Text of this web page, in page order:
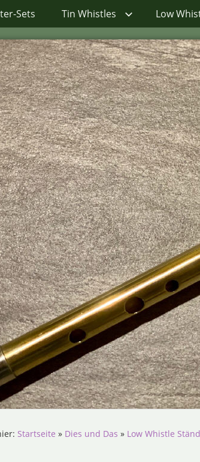
Sets Tin Whistles Low
Startseite » Dies und Das » Low Whistle